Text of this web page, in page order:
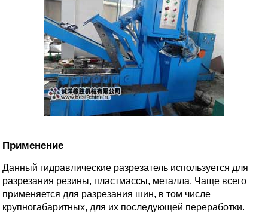
Применение
Данный гидравлические разрезатель используется для
разрезания резины, пластмассы, металла. Чаще всего
применяется для разрезания шин, в том числе
крупногабаритных, для их последующей переработки.